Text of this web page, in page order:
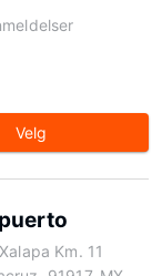
Velg
Km. 11